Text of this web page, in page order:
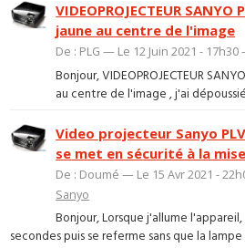
VIDEOPROJECTEUR
jaune au centre de l'image
De : PLG — Le 12 Juin 2021 -
Bonjour, VIDEOPROJECTEUR
au centre de l'image , j'ai
Video projecteur Sanyo
se met en sécurité à la
De : Doumé — Le 15 Avr 2021 -
Sanyo
Bonjour, Lorsque j'allume
secondes puis se referme sans que la lampe